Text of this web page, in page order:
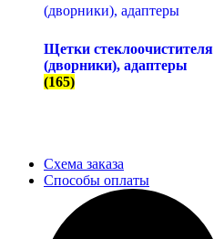
Щетки стеклоочистителя
(дворники), адаптеры
(165)
Схема заказа
Способы оплаты